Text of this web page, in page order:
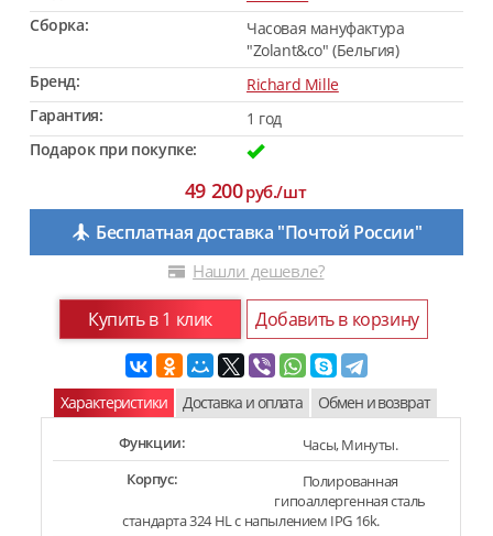
Сборка:
Часовая мануфактура
"Zolant&co" (Бельгия)
Бренд:
Richard Mille
Гарантия:
1 год
Подарок при покупке:
49 200руб./шт
Бесплатная доставка "Почтой России"
Нашли дешевле?
Купить в 1 клик Добавить в корзину
Характеристики Доставка и оплата Обмен и возврат
Функции:
Часы, Минуты.
Корпус:
Полированная
гипоаллергенная сталь
стандарта 324 HL с напылением IPG 16k.